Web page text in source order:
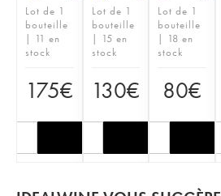
Lot de 1
bouteille
| 11 en
stock
175€
Lot de 1
bouteille
| 15 en
stock
130€
Lot de 1
bouteille
| 18 en
stock
80€